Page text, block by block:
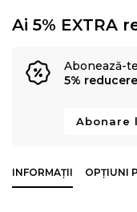
Ai 5% EXTRA
Abonează-
5%
Abonare
INFORMAȚII OPȚIUNI